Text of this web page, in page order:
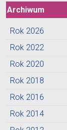
Archiwum
Rok 2026
Rok 2022
Rok 2020
Rok 2018
Rok 2016
Rok 2014